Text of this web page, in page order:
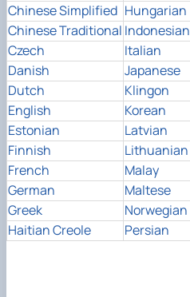
Chinese Simplified Hungarian
Chinese Traditional Indonesian
Czech
Italian
Danish
Japanese
Dutch
Klingon
English
Korean
Estonian
Latvian
Finnish
Lithuanian
French
Malay
German
Maltese
Greek
Norwegian
Haitian Creole
Persian